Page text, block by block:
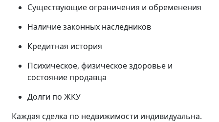
Существующие ограничения и обременения
Наличие законных наследников
Кредитная история
Психическое, физическое здоровье и
состояние продавца
Долги по ЖКУ
Каждая сделка по недвижимости индивидуальна.